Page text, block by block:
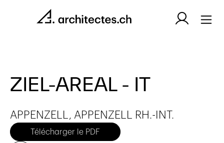
ZIEL-AREAL - IT
APPENZELL, APPENZELL RH.-INT.
Télécharger le PDF